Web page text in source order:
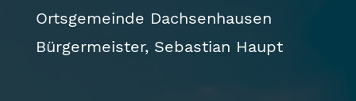
Ortsgemeinde Dachsenhausen
Bürgermeister, Sebastian Haupt